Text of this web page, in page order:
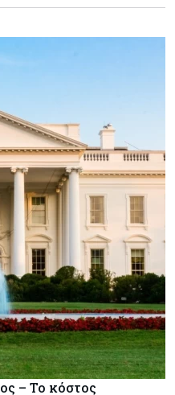
– Το κόστος